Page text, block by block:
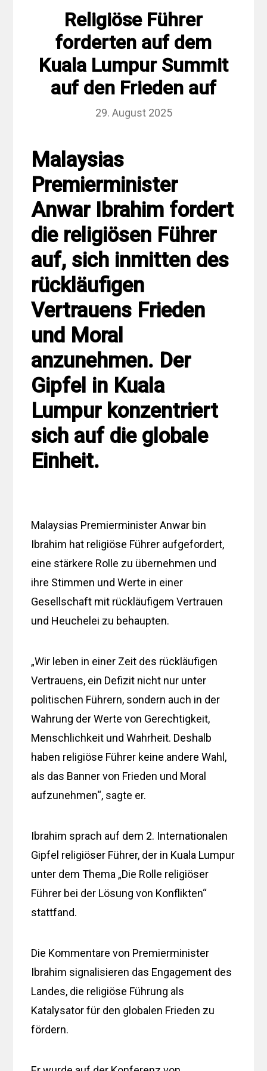
Religiöse Führer
forderten auf dem
Kuala Lumpur Summit
auf den Frieden auf
29. August 2025
Malaysias
Premierminister
Anwar Ibrahim fordert
die religiösen Führer
auf, sich inmitten des
rückläufigen
Vertrauens Frieden
und Moral
anzunehmen. Der
Gipfel in Kuala
Lumpur konzentriert
sich auf die globale
Einheit.
Malaysias Premierminister Anwar bin
Ibrahim hat religiöse Führer aufgefordert,
eine stärkere Rolle zu übernehmen und
ihre Stimmen und Werte in einer
Gesellschaft mit rückläufigem Vertrauen
und Heuchelei zu behaupten.
„Wir leben in einer Zeit des rückläufigen
Vertrauens, ein Defizit nicht nur unter
politischen Führern, sondern auch in der
Wahrung der Werte von Gerechtigkeit,
Menschlichkeit und Wahrheit. Deshalb
haben religiöse Führer keine andere Wahl,
als das Banner von Frieden und Moral
aufzunehmen“, sagte er.
Ibrahim sprach auf dem 2. Internationalen
Gipfel religiöser Führer, der in Kuala Lumpur
unter dem Thema „Die Rolle religiöser
Führer bei der Lösung von Konflikten“
stattfand.
Die Kommentare von Premierminister
Ibrahim signalisieren das Engagement des
Landes, die religiöse Führung als
Katalysator für den globalen Frieden zu
fördern.